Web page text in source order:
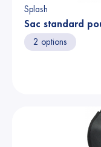
Splash
Sac standard
2 options